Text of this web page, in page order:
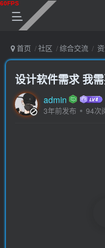
首页 社区 综合交流
设计软件需求 我
admin
3年前发布 94次